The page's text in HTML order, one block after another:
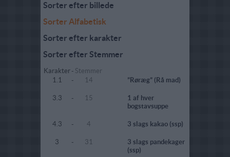
Sorter efter billede
Sorter Alfabetisk
Sorter efter karakter
Sorter efter Stemmer
Karakter - Stemmer
1.1
- 14 ”Røræg” (Rå mad)
3.3 - 15
1 af hver
bogstavsuppe
4.3 - 4 3 slags kakao (ssp)
3 - 31
3 slags pandekager
(ssp)